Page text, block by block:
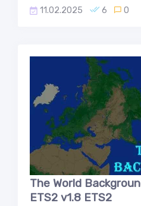
11.02.2025 6 0
The World
ETS2 v1.8 ETS2